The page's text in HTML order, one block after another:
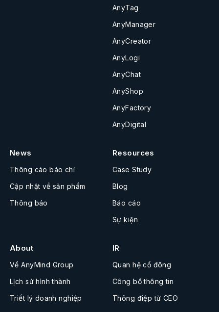
AnyTag
AnyManager
AnyCreator
AnyLogi
AnyChat
AnyShop
AnyFactory
AnyDigital
News
Thông cáo báo chí
Cập nhật về sản phẩm
Thông báo
Resources
Case Study
Blog
Báo cáo
Sự kiện
About
Về AnyMind Group
Lịch sử hình thành
Triết lý doanh nghiệp
IR
Quan hệ cổ đông
Công bố thông tin
Thông điệp từ CEO